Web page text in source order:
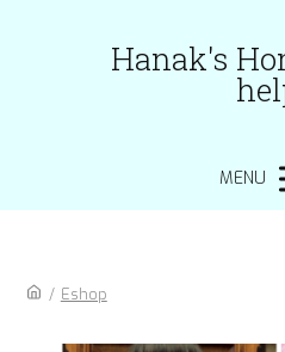
Hanak's
MENU
/ Eshop